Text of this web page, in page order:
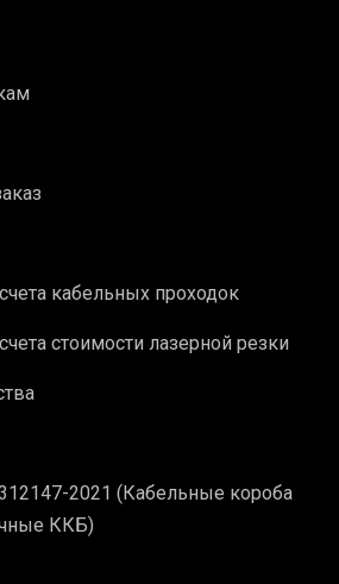
кабельных проходок
стоимости лазерной резки
2021 (Кабельные короба
ККБ)